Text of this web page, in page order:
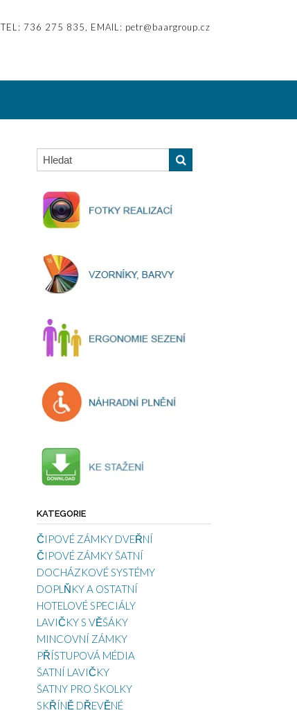
TEL: 736 275 835, EMAIL: petr@baargroup.cz
KATEGORIE
ČIPOVÉ ZÁMKY DVEŘNÍ
ČIPOVÉ ZÁMKY ŠATNÍ
DOCHÁZKOVÉ SYSTÉMY
DOPLŇKY A OSTATNÍ
HOTELOVÉ SPECIÁLY
LAVIČKY S VĚŠÁKY
MINCOVNÍ ZÁMKY
PŘÍSTUPOVÁ MÉDIA
ŠATNÍ LAVIČKY
ŠATNY PRO ŠKOLKY
SKŘÍNĚ DŘEVĚNÉ